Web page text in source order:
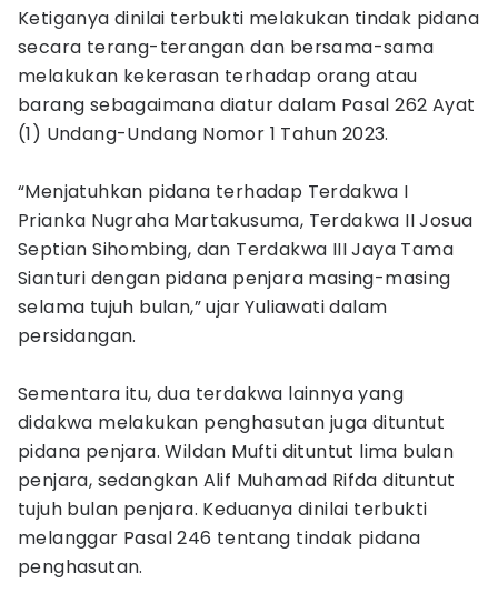
Ketiganya dinilai terbukti melakukan tindak pidana
secara terang-terangan dan bersama-sama
melakukan kekerasan terhadap orang atau
barang sebagaimana diatur dalam Pasal 262 Ayat
(1) Undang-Undang Nomor 1 Tahun 2023.
“Menjatuhkan pidana terhadap Terdakwa I
Prianka Nugraha Martakusuma, Terdakwa II Josua
Septian Sihombing, dan Terdakwa III Jaya Tama
Sianturi dengan pidana penjara masing-masing
selama tujuh bulan,” ujar Yuliawati dalam
persidangan.
Sementara itu, dua terdakwa lainnya yang
didakwa melakukan penghasutan juga dituntut
pidana penjara. Wildan Mufti dituntut lima bulan
penjara, sedangkan Alif Muhamad Rifda dituntut
tujuh bulan penjara. Keduanya dinilai terbukti
melanggar Pasal 246 tentang tindak pidana
penghasutan.